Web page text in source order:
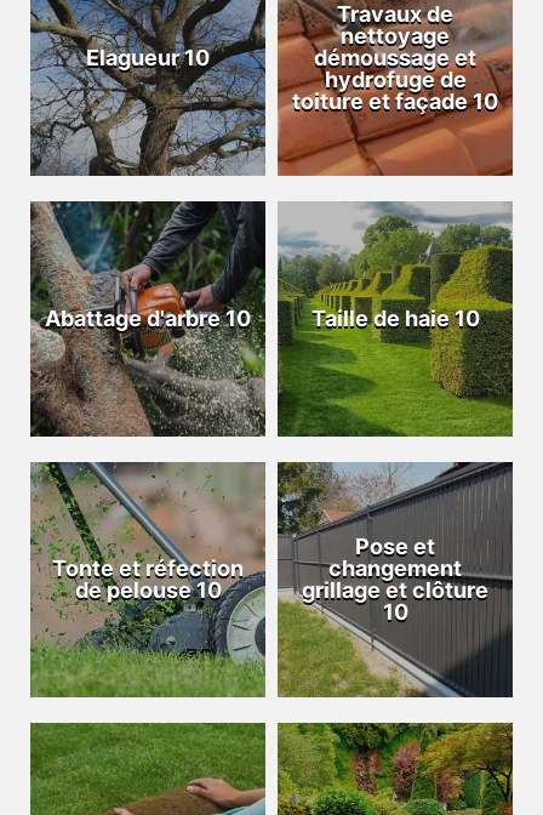
Elagueur 10
Travaux de
nettoyage
démoussage et
hydrofuge de
toiture et façade 10
Abattage d'arbre 10 Taille de haie 10
Tonte et réfection
de pelouse 10
Pose et
changement
grillage et clôture
10